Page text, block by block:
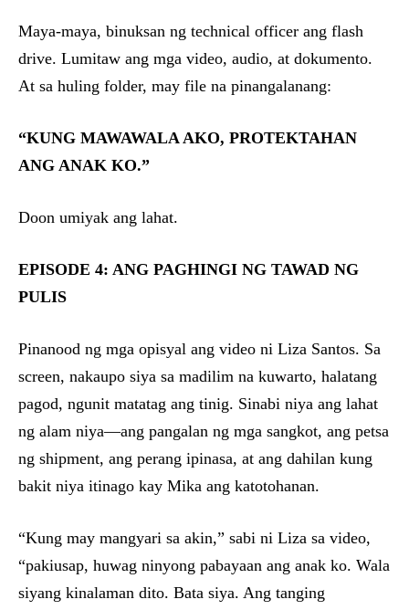
Maya-maya, binuksan ng technical officer ang flash
drive. Lumitaw ang mga video, audio, at dokumento.
At sa huling folder, may file na pinangalanang:
“KUNG MAWAWALA AKO, PROTEKTAHAN
ANG ANAK KO.”
Doon umiyak ang lahat.
EPISODE 4: ANG PAGHINGI NG TAWAD NG
PULIS
Pinanood ng mga opisyal ang video ni Liza Santos. Sa
screen, nakaupo siya sa madilim na kuwarto, halatang
pagod, ngunit matatag ang tinig. Sinabi niya ang lahat
ng alam niya—ang pangalan ng mga sangkot, ang petsa
ng shipment, ang perang ipinasa, at ang dahilan kung
bakit niya itinago kay Mika ang katotohanan.
“Kung may mangyari sa akin,” sabi ni Liza sa video,
“pakiusap, huwag ninyong pabayaan ang anak ko. Wala
siyang kinalaman dito. Bata siya. Ang tanging